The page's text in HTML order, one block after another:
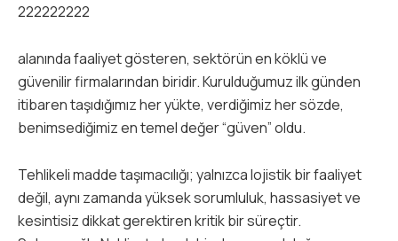
222222222
alanında faaliyet gösteren, sektörün en köklü ve
güvenilir firmalarından biridir. Kurulduğumuz ilk günden
itibaren taşıdığımız her yükte, verdiğimiz her sözde,
benimsediğimiz en temel değer “güven” oldu.
Tehlikeli madde taşımacılığı; yalnızca lojistik bir faaliyet
değil, aynı zamanda yüksek sorumluluk, hassasiyet ve
kesintisiz dikkat gerektiren kritik bir süreçtir.